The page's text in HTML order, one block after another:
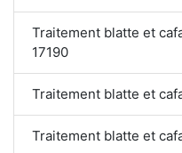
Traitement blatte et
17190
Traitement blatte et
Traitement blatte et